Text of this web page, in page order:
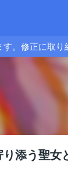
。修正に取
添う聖女